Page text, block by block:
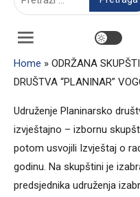
Home » ODRŽANA
DRUŠTVA “PLANINAR”
Udruženje Planinarsko
izvještajno – izbornu
potom usvojili Izvještaj o
godinu. Na skupštini je
predsjednika udruženja